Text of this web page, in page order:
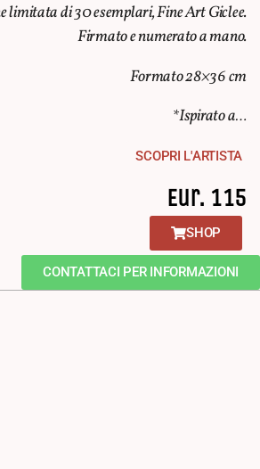
limitata di 30 esemplari, Fine Art Giclee.
Firmato e numerato a mano.
Formato 28×36 cm
*Ispirato a…
SCOPRI L'ARTISTA
Eur. 115
SHOP
CONTATTACI PER INFORMAZIONI